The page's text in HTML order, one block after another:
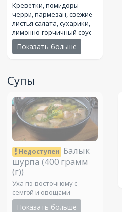
Креветки, помидоры
черри, пармезан, свежие
листья салата, сухарики,
лимонно-горчичный соус
Показать больше
Супы
Недоступен
Балык
шурпа (400 грамм
(г))
Уха по-восточному с
семгой и овощами
Показать больше